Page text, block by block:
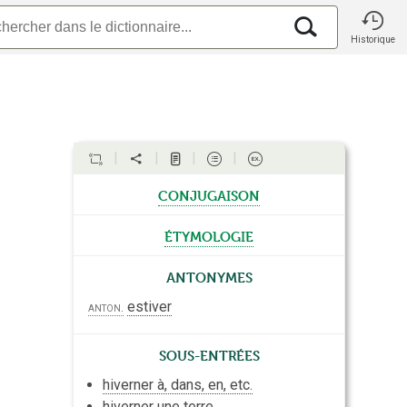
Historique
conjugaison
étymologie
Antonymes
anton. estiver
Sous-entrées
hiverner à, dans, en, etc.